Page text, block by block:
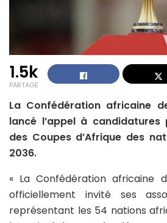
1.5k
PARTAGE
La Confédération africaine
lancé l’appel à candidatures
des Coupes d’Afrique des
2036.
« La Confédération africaine
officiellement invité ses
représentant les 54 nations